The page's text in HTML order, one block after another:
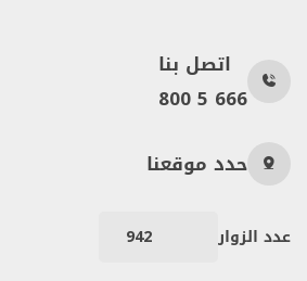
اتصل بنا
800 5 666
حدد موقعنا
عدد الزوار 942